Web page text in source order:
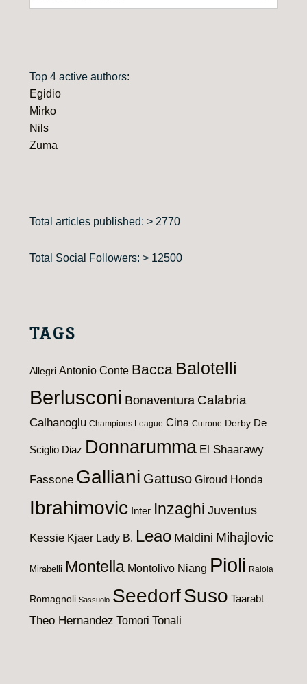
Top 4 active authors:
Egidio
Mirko
Nils
Zuma
Total articles published: > 2770
Total Social Followers: > 12500
TAGS
Allegri Antonio Conte Bacca Balotelli
Berlusconi Bonaventura Calabria
Calhanoglu Champions League Cina Cutrone Derby De
Sciglio Diaz Donnarumma El Shaarawy
Fassone Galliani Gattuso Giroud Honda
Ibrahimovic Inter Inzaghi Juventus
Kessie Kjaer Lady B. Leao Maldini Mihajlovic
Mirabelli Montella Montolivo Niang Pioli Raiola
Romagnoli Sassuolo SeedorfSuso Taarabt
Theo Hernandez Tomori Tonali